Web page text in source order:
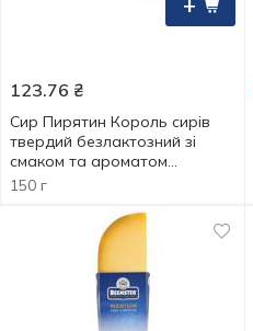
123.76 ₴
Сир Пирятин Король сирів
твердий безлактозний зі
смаком та ароматом
пряженого молока нарізка
150 г